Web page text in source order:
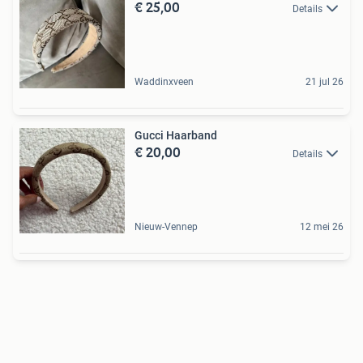
€ 25,00 Details
Waddinxveen 21 jul 26
Gucci Haarband
€ 20,00 Details
Nieuw-Vennep 12 mei 26